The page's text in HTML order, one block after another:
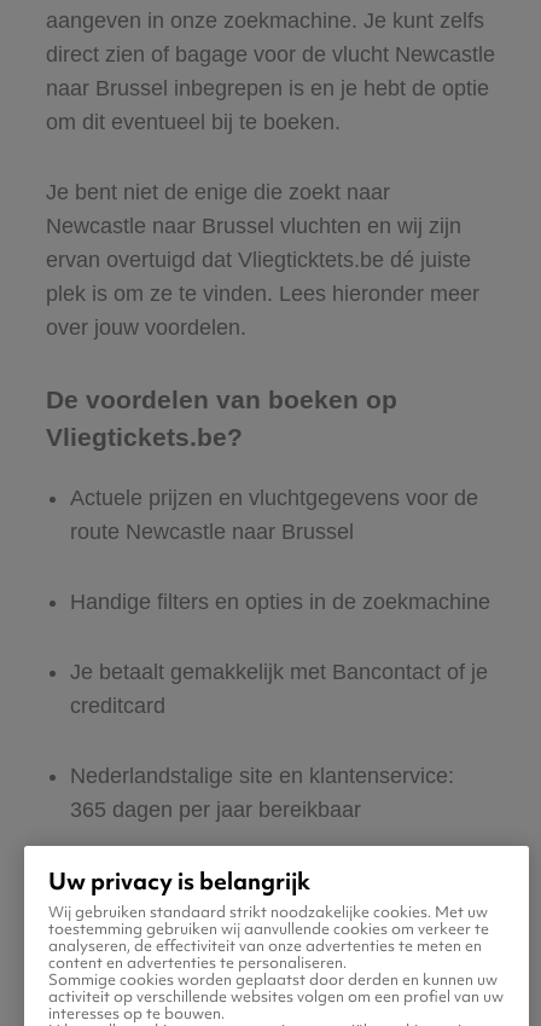
aangeven in onze zoekmachine. Je kunt zelfs
direct zien of bagage voor de vlucht Newcastle
naar Brussel inbegrepen is en je hebt de optie
om dit eventueel bij te boeken.
Je bent niet de enige die zoekt naar
Newcastle naar Brussel vluchten en wij zijn
ervan overtuigd dat Vliegticktets.be dé juiste
plek is om ze te vinden. Lees hieronder meer
over jouw voordelen.
De voordelen van boeken op
Vliegtickets.be?
Actuele prijzen en vluchtgegevens voor de
route Newcastle naar Brussel
Handige filters en opties in de zoekmachine
Je betaalt gemakkelijk met Bancontact of je
creditcard
Nederlandstalige site en klantenservice:
365 dagen per jaar bereikbaar
Zeker van veilig boeken en betalen
Boek ook direct een hotel of huurauto voor
in Brussel
Uw privacy is belangrijk
Wij gebruiken standaard strikt noodzakelijke cookies. Met uw
toestemming gebruiken wij aanvullende cookies om verkeer te
analyseren, de effectiviteit van onze advertenties te meten en
content en advertenties te personaliseren.
Sommige cookies worden geplaatst door derden en kunnen uw
activiteit op verschillende websites volgen om een profiel van uw
interesses op te bouwen.